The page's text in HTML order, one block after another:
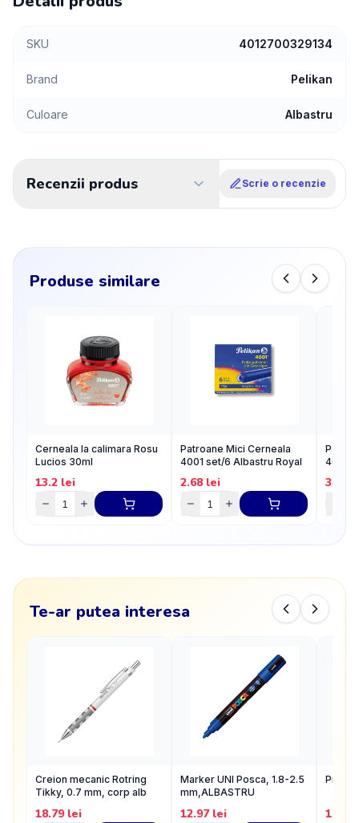
SKU 4012700329134
Brand Pelikan
Culoare Albastru
Recenzii produs Scrie o recenzie
Produse similare
Cerneala la calimara Rosu
Lucios 30ml
13.2 lei
Patroane Mici Cerneala
4001 set/6 Albastru Royal
2.68 lei
4001,
3.58
Te-ar putea interesa
Creion mecanic Rotring
Tikky, 0.7 mm, corp alb
18.79 lei
Marker UNI Posca, 1.8-2.5
mm,ALBASTRU
12.97lei
Pix
1.19